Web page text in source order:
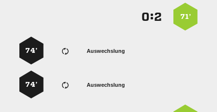
71’
:
Auswechslung
74’
Auswechslung
74’